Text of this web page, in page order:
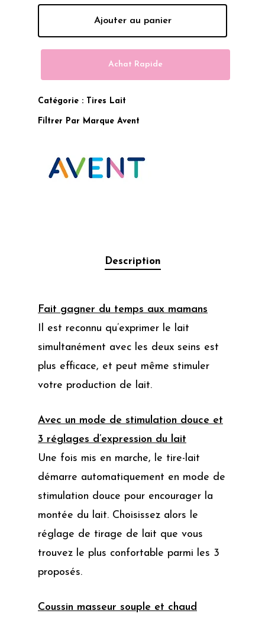
Ajouter au panier
Achat Rapide
Catégorie : Tires Lait
Filtrer Par Marque Avent
Description
Fait gagner du temps aux mamans
Il est reconnu qu’exprimer le lait
simultanément avec les deux seins est
plus efficace, et peut même stimuler
votre production de lait.
Avec un mode de stimulation douce et
3 réglages d’expression du lait
Une fois mis en marche, le tire-lait
démarre automatiquement en mode de
stimulation douce pour encourager la
montée du lait. Choisissez alors le
réglage de tirage de lait que vous
trouvez le plus confortable parmi les 3
proposés.
Coussin masseur souple et chaud